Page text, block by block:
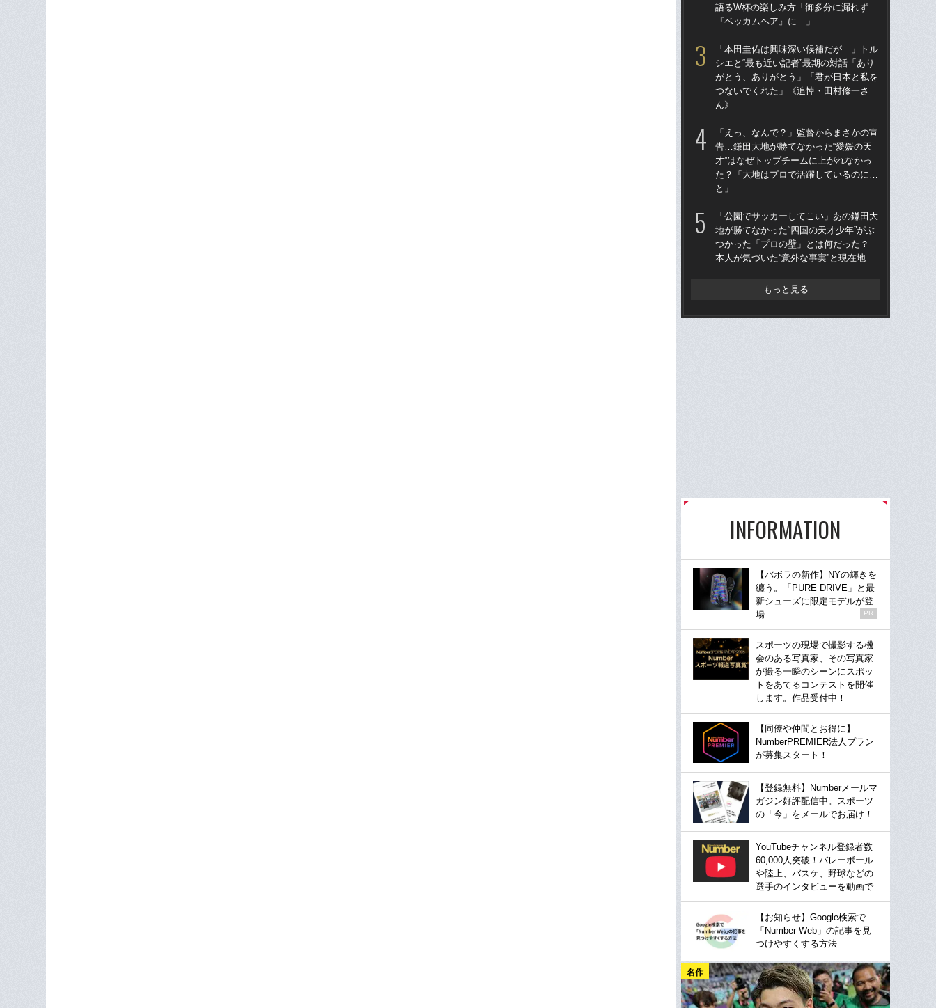
語るW杯の楽しみ方「御多分に漏れず
『ベッカムヘア』に…」
「本田圭佑は興味深い候補だが…」トル
シエと“最も近い記者”最期の対話「あり
がとう、ありがとう」「君が日本と私を
つないでくれた」《追悼・田村修一さ
ん》
「えっ、なんで？」監督からまさかの宣
告…鎌田大地が勝てなかった“愛媛の天
才”はなぜトップチームに上がれなかっ
た？「大地はプロで活躍しているのに…
と」
「公園でサッカーしてこい」あの鎌田大
地が勝てなかった“四国の天才少年”がぶ
つかった「プロの壁」とは何だった？
本人が気づいた“意外な事実”と現在地
もっと見る
INFORMATION
【バボラの新作】NYの輝きを
纏う。「PURE DRIVE」と最
新シューズに限定モデルが登
場
PR
スポーツの現場で撮影する機
会のある写真家、その写真家
が撮る一瞬のシーンにスポッ
トをあてるコンテストを開催
します。作品受付中！
【同僚や仲間とお得に】
NumberPREMIER法人プラン
が募集スタート！
【登録無料】Numberメールマ
ガジン好評配信中。スポーツ
の「今」をメールでお届け！
YouTubeチャンネル登録者数
60,000人突破！バレーボール
や陸上、バスケ、野球などの
選手のインタビューを動画で
【お知らせ】Google検索で
「Number Web」の記事を見
つけやすくする方法
名作